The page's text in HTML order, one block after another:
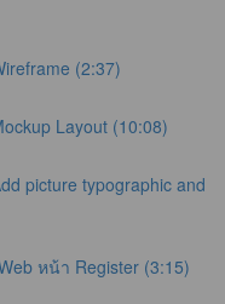
(2:37)
Layout (10:08)
picture typographic and
หน้า Register (3:15)